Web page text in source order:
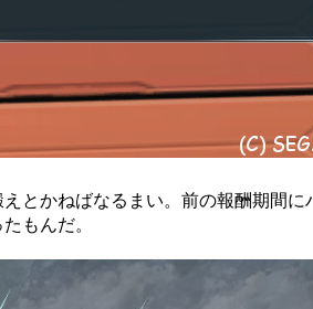
とかねばなるまい。前の報酬期間に
もんだ。